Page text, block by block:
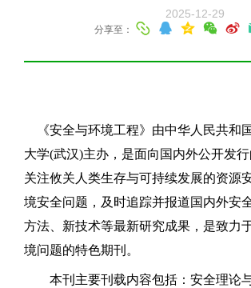
2025-12-29
分享至：
《安全与环境工程》由中华人民共和
大学(武汉)主办，是面向国内外公开发
关注攸关人类生存与可持续发展的资源
境安全问题，及时追踪并报道国内外安
方法、新技术等最新研究成果，是致力
境问题的特色期刊。
本刊主要刊载内容包括 ： 安全理论